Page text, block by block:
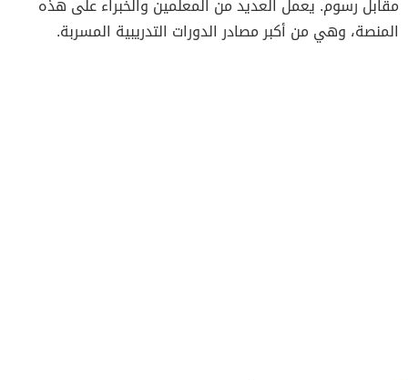
مقابل رسوم. يعمل العديد من المعلمين والخبراء على هذه
المنصة، وهي من أكبر مصادر الدورات التدريبية المسربة.